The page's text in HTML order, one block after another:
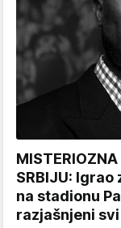
SRBIJU:
na stadionu
razjašnjeni